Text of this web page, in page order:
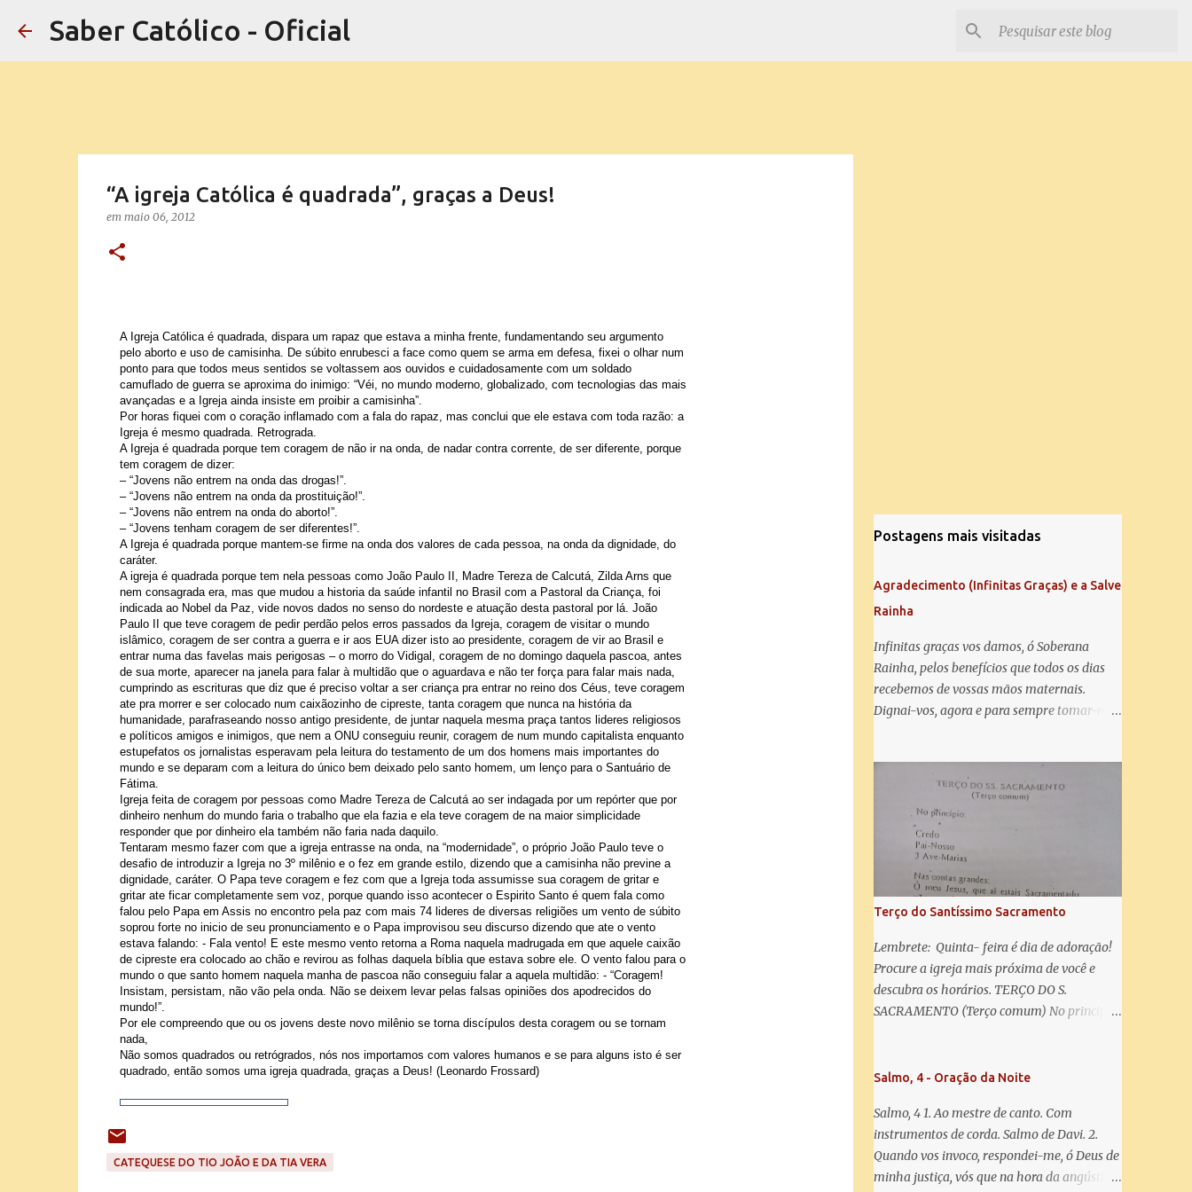
Saber Católico - Oficial
“A igreja Católica é quadrada”, graças a Deus!
em maio 06, 2012
A Igreja Católica é quadrada, dispara um rapaz que estava a minha frente, fundamentando seu argumento
pelo aborto e uso de camisinha. De súbito enrubesci a face como quem se arma em defesa, fixei o olhar num
ponto para que todos meus sentidos se voltassem aos ouvidos e cuidadosamente com um soldado
camuflado de guerra se aproxima do inimigo: “Véi, no mundo moderno, globalizado, com tecnologias das mais
avançadas e a Igreja ainda insiste em proibir a camisinha”.
Por horas fiquei com o coração inflamado com a fala do rapaz, mas conclui que ele estava com toda razão: a
Igreja é mesmo quadrada. Retrograda.
A Igreja é quadrada porque tem coragem de não ir na onda, de nadar contra corrente, de ser diferente, porque
tem coragem de dizer:
– “Jovens não entrem na onda das drogas!”.
– “Jovens não entrem na onda da prostituição!”.
– “Jovens não entrem na onda do aborto!”.
– “Jovens tenham coragem de ser diferentes!”.
A Igreja é quadrada porque mantem-se firme na onda dos valores de cada pessoa, na onda da dignidade, do
caráter.
A igreja é quadrada porque tem nela pessoas como João Paulo II, Madre Tereza de Calcutá, Zilda Arns que
nem consagrada era, mas que mudou a historia da saúde infantil no Brasil com a Pastoral da Criança, foi
indicada ao Nobel da Paz, vide novos dados no senso do nordeste e atuação desta pastoral por lá. João
Paulo II que teve coragem de pedir perdão pelos erros passados da Igreja, coragem de visitar o mundo
islâmico, coragem de ser contra a guerra e ir aos EUA dizer isto ao presidente, coragem de vir ao Brasil e
entrar numa das favelas mais perigosas – o morro do Vidigal, coragem de no domingo daquela pascoa, antes
de sua morte, aparecer na janela para falar à multidão que o aguardava e não ter força para falar mais nada,
cumprindo as escrituras que diz que é preciso voltar a ser criança pra entrar no reino dos Céus, teve coragem
ate pra morrer e ser colocado num caixãozinho de cipreste, tanta coragem que nunca na história da
humanidade, parafraseando nosso antigo presidente, de juntar naquela mesma praça tantos lideres religiosos
e políticos amigos e inimigos, que nem a ONU conseguiu reunir, coragem de num mundo capitalista enquanto
estupefatos os jornalistas esperavam pela leitura do testamento de um dos homens mais importantes do
mundo e se deparam com a leitura do único bem deixado pelo santo homem, um lenço para o Santuário de
Fátima.
Igreja feita de coragem por pessoas como Madre Tereza de Calcutá ao ser indagada por um repórter que por
dinheiro nenhum do mundo faria o trabalho que ela fazia e ela teve coragem de na maior simplicidade
responder que por dinheiro ela também não faria nada daquilo.
Tentaram mesmo fazer com que a igreja entrasse na onda, na “modernidade”, o próprio João Paulo teve o
desafio de introduzir a Igreja no 3º milênio e o fez em grande estilo, dizendo que a camisinha não previne a
dignidade, caráter. O Papa teve coragem e fez com que a Igreja toda assumisse sua coragem de gritar e
gritar ate ficar completamente sem voz, porque quando isso acontecer o Espirito Santo é quem fala como
falou pelo Papa em Assis no encontro pela paz com mais 74 lideres de diversas religiões um vento de súbito
soprou forte no inicio de seu pronunciamento e o Papa improvisou seu discurso dizendo que ate o vento
estava falando: - Fala vento! E este mesmo vento retorna a Roma naquela madrugada em que aquele caixão
de cipreste era colocado ao chão e revirou as folhas daquela bíblia que estava sobre ele. O vento falou para o
mundo o que santo homem naquela manha de pascoa não conseguiu falar a aquela multidão: - “Coragem!
Insistam, persistam, não vão pela onda. Não se deixem levar pelas falsas opiniões dos apodrecidos do
mundo!”.
Por ele compreendo que ou os jovens deste novo milênio se torna discípulos desta coragem ou se tornam
nada,
Não somos quadrados ou retrógrados, nós nos importamos com valores humanos e se para alguns isto é ser
quadrado, então somos uma igreja quadrada, graças a Deus! (Leonardo Frossard)
CATEQUESE DO TIO JOÃO E DA TIA VERA
Postagens mais visitadas
Agradecimento (Infinitas Graças) e a Salve
Rainha
Infinitas graças vos damos, ó Soberana
Rainha, pelos benefícios que todos os dias
recebemos de vossas mãos maternais.
Dignai-vos, agora e para sempre tomar-nos
Salve Rainha: Salve Rainha , Mãe de
misericórdia, vida, doçura, esperança nossa,
salve! A vós bradamos os degredados filhos
de Eva, a vós suspiramos, gemendo e
chorando neste vale de lágrimas. Eia, pois,
Advogada nossa, estes vossos olhos
misericordiosos a nós volvei, e depois deste
desterro, mostrai-nos Jesus. Bendito é o
fruto do vosso ventre, ó clemente, ó piedosa,
ó doce e sempre Virgem Maria. Rogai por
nós Santa Mãe de Deus. Para que sejamos
dignos das promessas de Cristo. Amém.
Terço do Santíssimo Sacramento
Lembrete: Quinta- feira é dia de adoração!
Procure a igreja mais próxima de você e
descubra os horários. TERÇO DO S.
SACRAMENTO (Terço comum) No principio:
Sacramentado, não permitais que eu viva
coração ao Vosso e o Vosso ao meu, e, nem
sem Vós morra eu! Nas contas pequenas:
Sacramento de Amor! Misericórdia Senhor!
Glória ao Pai: Cristo pão da vida e remédio
Salmo, 4 - Oração da Noite
Salmo, 4 1. Ao mestre de canto. Com
instrumentos de corda. Salmo de Davi. 2.
Quando vos invoco, respondei-me, ó Deus de
minha justiça, vós que na hora da angústia